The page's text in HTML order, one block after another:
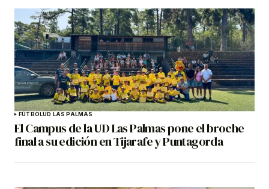
FÚTBOLUD LAS PALMAS
El Campus de la UD Las Palmas pone el broche
final a su edición en Tijarafe y Puntagorda